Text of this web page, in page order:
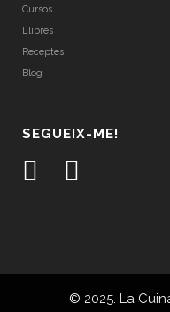
Cursos
Llibres
Receptes
Blog
SEGUEIX-ME!
© 2025. La